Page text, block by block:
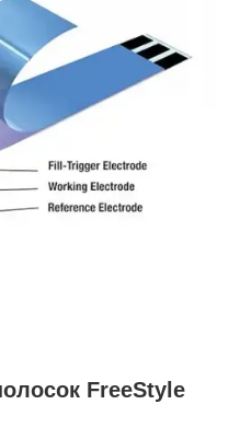
FreeStyle